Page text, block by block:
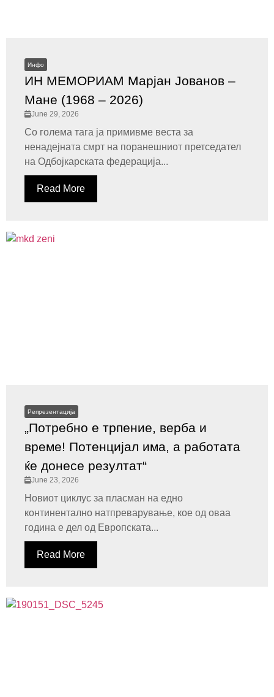
Инфо
ИН МЕМОРИАМ Марјан Јованов –
Мане (1968 – 2026)
June 29, 2026
Со голема тага ја примивме веста за
ненадејната смрт на поранешниот претседател
на Одбојкарската федерација...
Read More
Репрезентација
„Потребно е трпение, верба и
време! Потенцијал има, а работата
ќе донесе резултат“
June 23, 2026
Новиот циклус за пласман на едно
континентално натпреварување, кое од оваа
година е дел од Европската...
Read More